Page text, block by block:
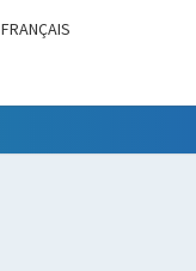
FRANÇAIS